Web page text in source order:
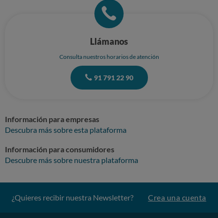
Llámanos
Consulta nuestros horarios de atención
91 791 22 90
Información para empresas
Descubra más sobre esta plataforma
Información para consumidores
Descubre más sobre nuestra plataforma
¿Quieres recibir nuestra Newsletter? Crea una cuenta